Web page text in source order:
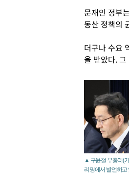
문재인 정부
동산 정책의
더구나 수요
을 받았다.
▲ 구윤철 부총리(
리핑에서 발언하고